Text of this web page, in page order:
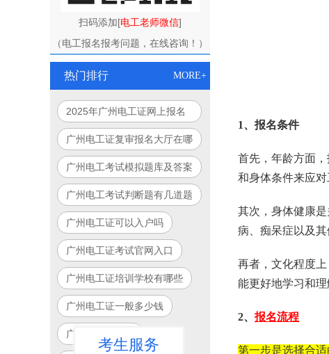
扫码添加[电工老师微信]
（电工报名报考问题，在线咨询！）
热门排行 MORE+
2025年广州电工证网上报名
入口官网指南
广州电工证复审报名大厅在哪
里
广州电工考试模拟题库及答案
广州电工考试判断题有几道题
广州电工证可以入户吗
广州电工证考试官网入口
广州电工证培训学校有哪些
广州电工证一般多少钱
广州电工证报考
1、报名条件
首先，年龄方面
和身体条件来应对
其次，身体健康
病、痴呆症以及
再者，文化程度
能更好地学习和理
2、 报名流程
第一步是选择合适
考生服务